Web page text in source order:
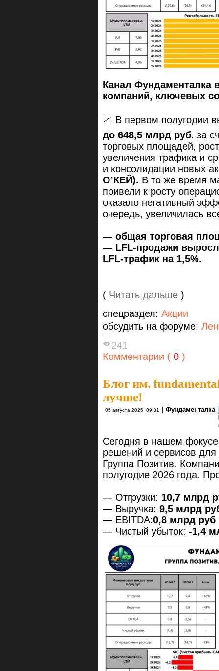
Канал Фундаменталка
компаний, ключевых
📈 В первом полугодии
до 648,5 млрд руб. за
торговых площадей,
увеличения трафика и
и консолидации новых
О’КЕЙ). В то же время
привели к росту
оказало негативный
очередь, увеличилась
— общая торговая
— LFL-продажи
LFL-трафик на 1,5%.
( Читать дальше )
спецраздел: Акции
обсудить на форуме:
241
Комментарии ( 0 )
Блог им.
лучше!
05 августа 2026, 09:31 | Фундаменталка
Сегодня в нашем фокусе
решений и сервисов для
Группа Позитив.
полугодие 2026 года.
— Отгрузки: 10,7 млрд
— Выручка: 9,5 млрд
— EBITDA:0,8 млрд руб
— Чистый убыток: -1,4